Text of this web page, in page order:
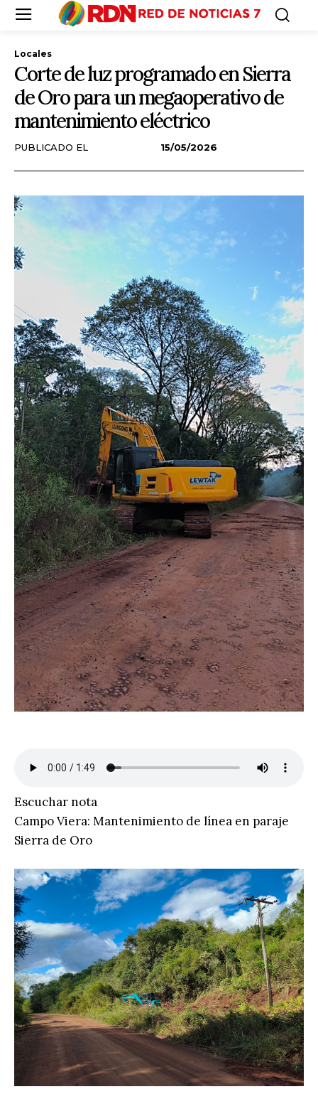
Locales
Corte de luz programado en Sierra
de Oro para un megaoperativo de
mantenimiento eléctrico
PUBLICADO EL 15/05/2026
Escuchar nota
Campo Viera: Mantenimiento de línea en paraje
Sierra de Oro